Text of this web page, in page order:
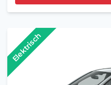
Elektrisch